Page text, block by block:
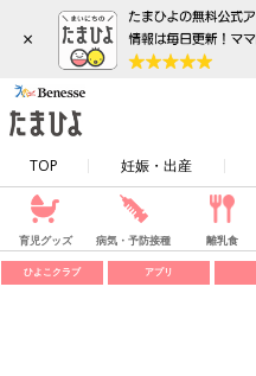
×
TOP 妊娠・出産
育児グッズ 病気・予防接種 離乳食
ひよこクラブ アプリ